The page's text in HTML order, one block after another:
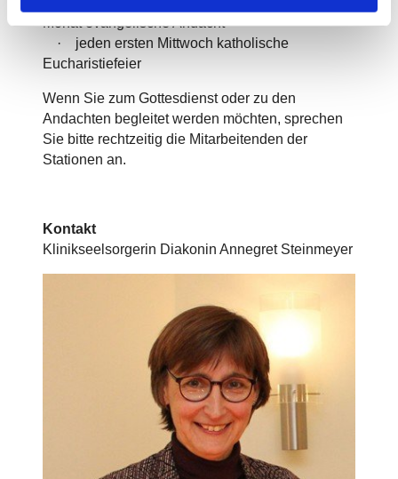
Monat evangelische Andacht
· jeden ersten Mittwoch katholische
Eucharistiefeier
Wenn Sie zum Gottesdienst oder zu den
Andachten begleitet werden möchten, sprechen
Sie bitte rechtzeitig die Mitarbeitenden der
Stationen an.
Kontakt
Klinikseelsorgerin Diakonin Annegret Steinmeyer